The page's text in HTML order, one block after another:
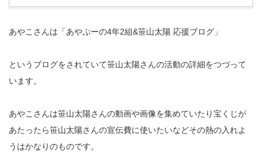
あやこさんは「あやぷーの4年2組&笹山太陽 応援ブログ」
というブログをされていて笹山太陽さんの活動の詳細をつづって
います。
あやこさんは笹山太陽さんの動画や画像を集めていたり宝くじが
あたったら笹山太陽さんの宣伝費に使いたいなどその熱の入れよ
うはかなりのものです。